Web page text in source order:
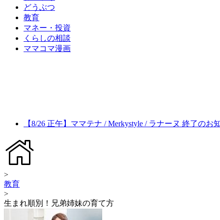
どうぶつ
教育
マネー・投資
くらしの相談
ママコマ漫画
【8/26 正午】ママテナ / Merkystyle / ラナーヌ 終了のお
>
教育
>
生まれ順別！兄弟姉妹の育て方